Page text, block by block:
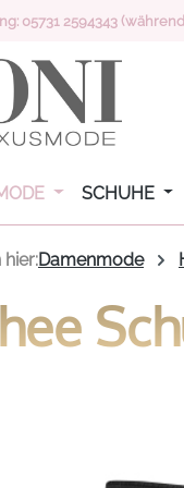
springen
05731 2594343
SCHUHE
hier:Damenmode